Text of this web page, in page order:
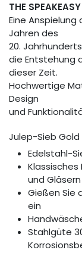
THE
Eine
Jahren des
20.
die Entstehung
dieser Zeit.
Hochwertige
Design
und
Julep-Sieb Gold
Edelstahl-
und
Gießen Sie
ein
Stahlgüte